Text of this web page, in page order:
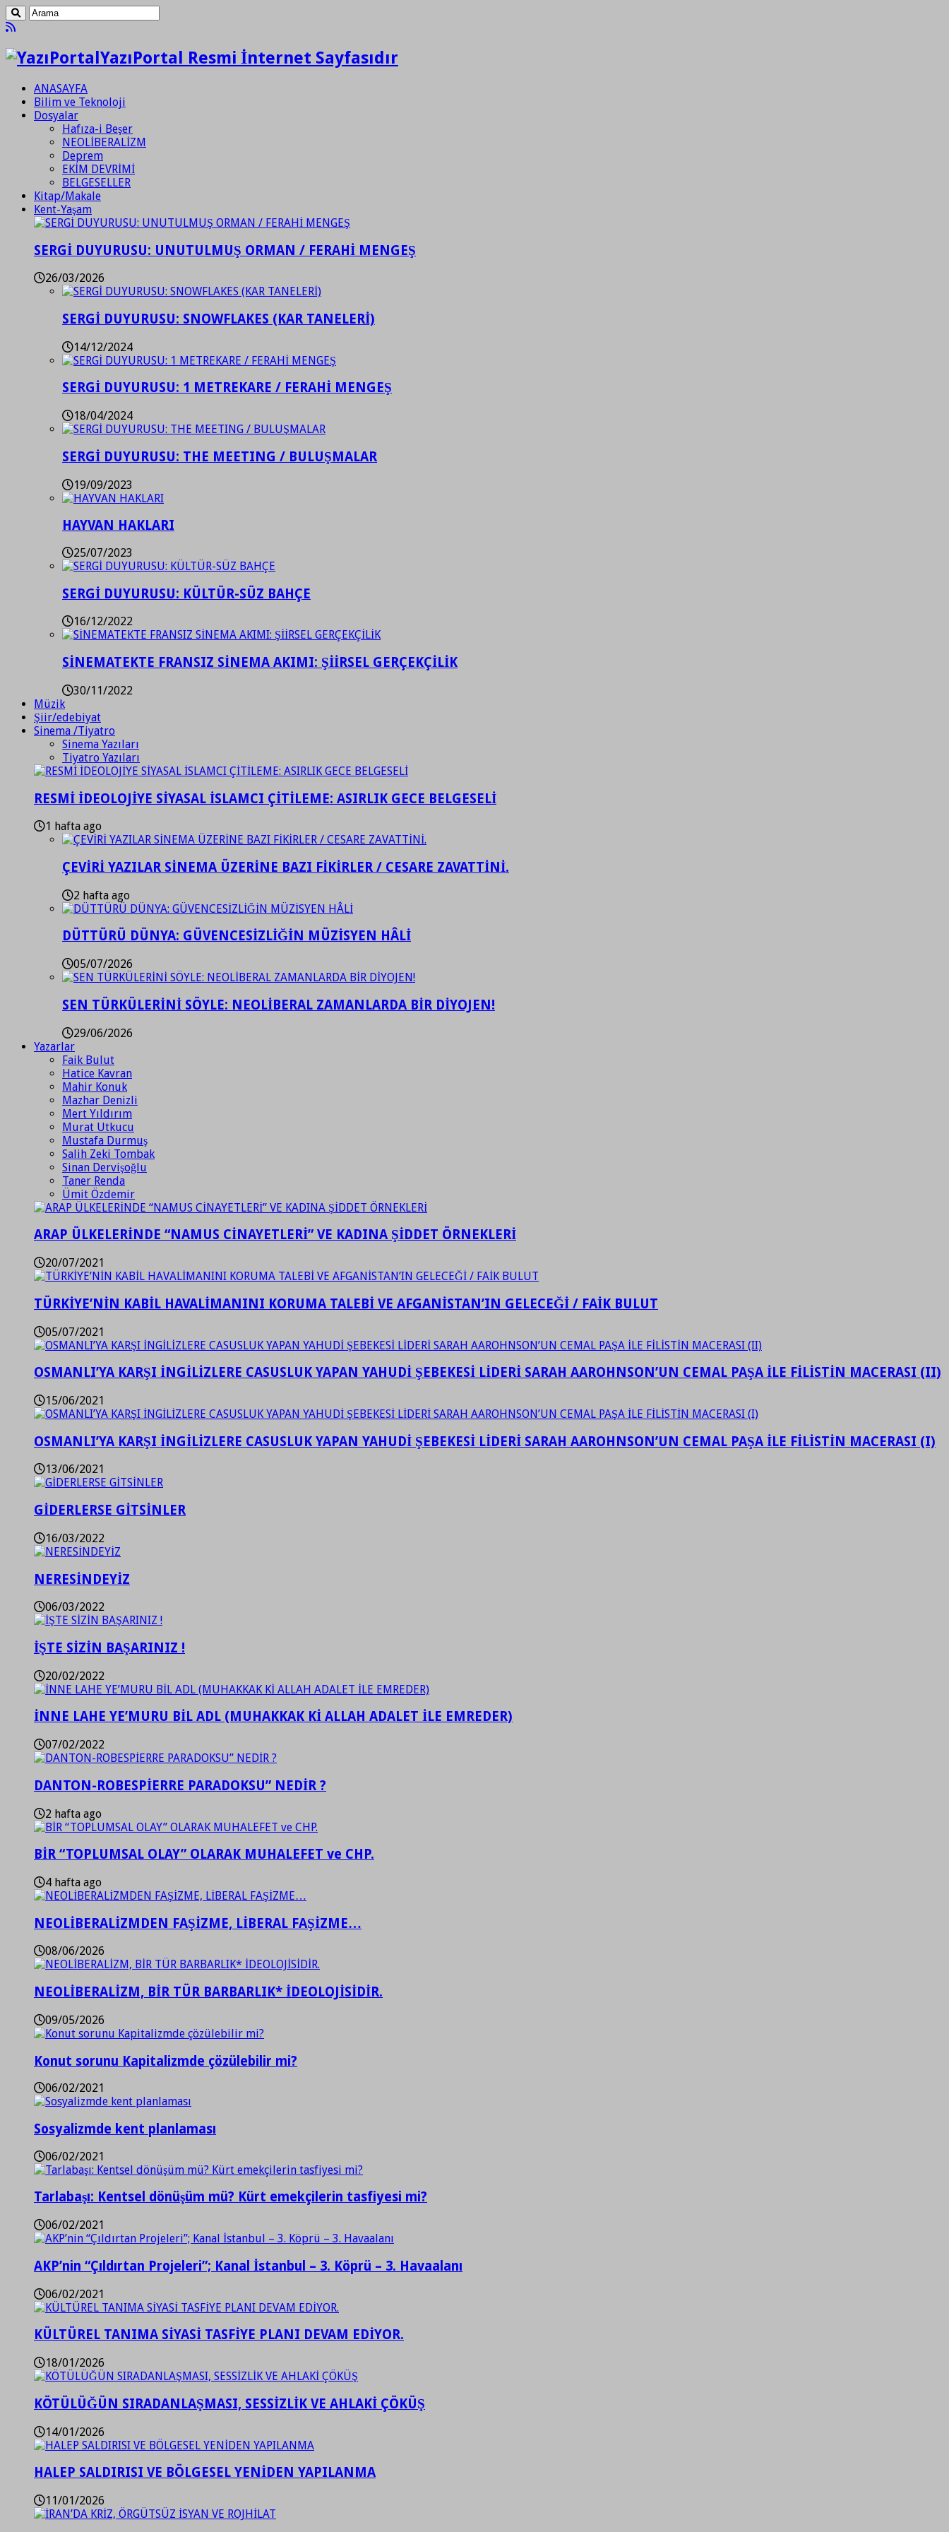
YazıPortal Resmi İnternet Sayfasıdır
ANASAYFA
Bilim ve Teknoloji
Dosyalar
Hafıza-i Beşer
NEOLİBERALİZM
Deprem
EKİM DEVRİMİ
BELGESELLER
Kitap/Makale
Kent-Yaşam
SERGİ DUYURUSU: UNUTULMUŞ ORMAN / FERAHİ MENGEŞ
26/03/2026
SERGİ DUYURUSU: SNOWFLAKES (KAR TANELERİ)
14/12/2024
SERGİ DUYURUSU: 1 METREKARE / FERAHİ MENGEŞ
18/04/2024
SERGİ DUYURUSU: THE MEETING / BULUŞMALAR
19/09/2023
HAYVAN HAKLARI
25/07/2023
SERGİ DUYURUSU: KÜLTÜR-SÜZ BAHÇE
16/12/2022
SİNEMATEKTE FRANSIZ SİNEMA AKIMI: ŞİİRSEL GERÇEKÇİLİK
30/11/2022
Müzik
Şiir/edebiyat
Sinema /Tiyatro
Sinema Yazıları
Tiyatro Yazıları
RESMİ İDEOLOJİYE SİYASAL İSLAMCI ÇİTİLEME: ASIRLIK GECE BELGESELİ
1 hafta ago
ÇEVİRİ YAZILAR SİNEMA ÜZERİNE BAZI FİKİRLER / CESARE ZAVATTİNİ.
2 hafta ago
DÜTTÜRÜ DÜNYA: GÜVENCESİZLİĞİN MÜZİSYEN HÂLİ
05/07/2026
SEN TÜRKÜLERİNİ SÖYLE: NEOLİBERAL ZAMANLARDA BİR DİYOJEN!
29/06/2026
Yazarlar
Faik Bulut
Hatice Kavran
Mahir Konuk
Mazhar Denizli
Mert Yıldırım
Murat Utkucu
Mustafa Durmuş
Salih Zeki Tombak
Sinan Dervişoğlu
Taner Renda
Ümit Özdemir
ARAP ÜLKELERİNDE “NAMUS CİNAYETLERİ” VE KADINA ŞİDDET ÖRNEKLERİ
20/07/2021
TÜRKİYE’NİN KABİL HAVALİMANINI KORUMA TALEBİ VE AFGANİSTAN’IN GELECEĞİ / FAİK BULUT
05/07/2021
OSMANLI’YA KARŞI İNGİLİZLERE CASUSLUK YAPAN YAHUDİ ŞEBEKESİ LİDERİ SARAH AAROHNSON’UN CEMAL PAŞA İLE FİLİSTİN MACERASI (II)
15/06/2021
OSMANLI’YA KARŞI İNGİLİZLERE CASUSLUK YAPAN YAHUDİ ŞEBEKESİ LİDERİ SARAH AAROHNSON’UN CEMAL PAŞA İLE FİLİSTİN MACERASI (I)
13/06/2021
GİDERLERSE GİTSİNLER
16/03/2022
NERESİNDEYİZ
06/03/2022
İŞTE SİZİN BAŞARINIZ !
20/02/2022
İNNE LAHE YE’MURU BİL ADL (MUHAKKAK Kİ ALLAH ADALET İLE EMREDER)
07/02/2022
DANTON-ROBESPİERRE PARADOKSU” NEDİR ?
2 hafta ago
BİR “TOPLUMSAL OLAY” OLARAK MUHALEFET ve CHP.
4 hafta ago
NEOLİBERALİZMDEN FAŞİZME, LİBERAL FAŞİZME…
08/06/2026
NEOLİBERALİZM, BİR TÜR BARBARLIK* İDEOLOJİSİDİR.
09/05/2026
Konut sorunu Kapitalizmde çözülebilir mi?
06/02/2021
Sosyalizmde kent planlaması
06/02/2021
Tarlabaşı: Kentsel dönüşüm mü? Kürt emekçilerin tasfiyesi mi?
06/02/2021
AKP’nin “Çıldırtan Projeleri”; Kanal İstanbul – 3. Köprü – 3. Havaalanı
06/02/2021
KÜLTÜREL TANIMA SİYASİ TASFİYE PLANI DEVAM EDİYOR.
18/01/2026
KÖTÜLÜĞÜN SIRADANLAŞMASI, SESSİZLİK VE AHLAKİ ÇÖKÜŞ
14/01/2026
HALEP SALDIRISI VE BÖLGESEL YENİDEN YAPILANMA
11/01/2026